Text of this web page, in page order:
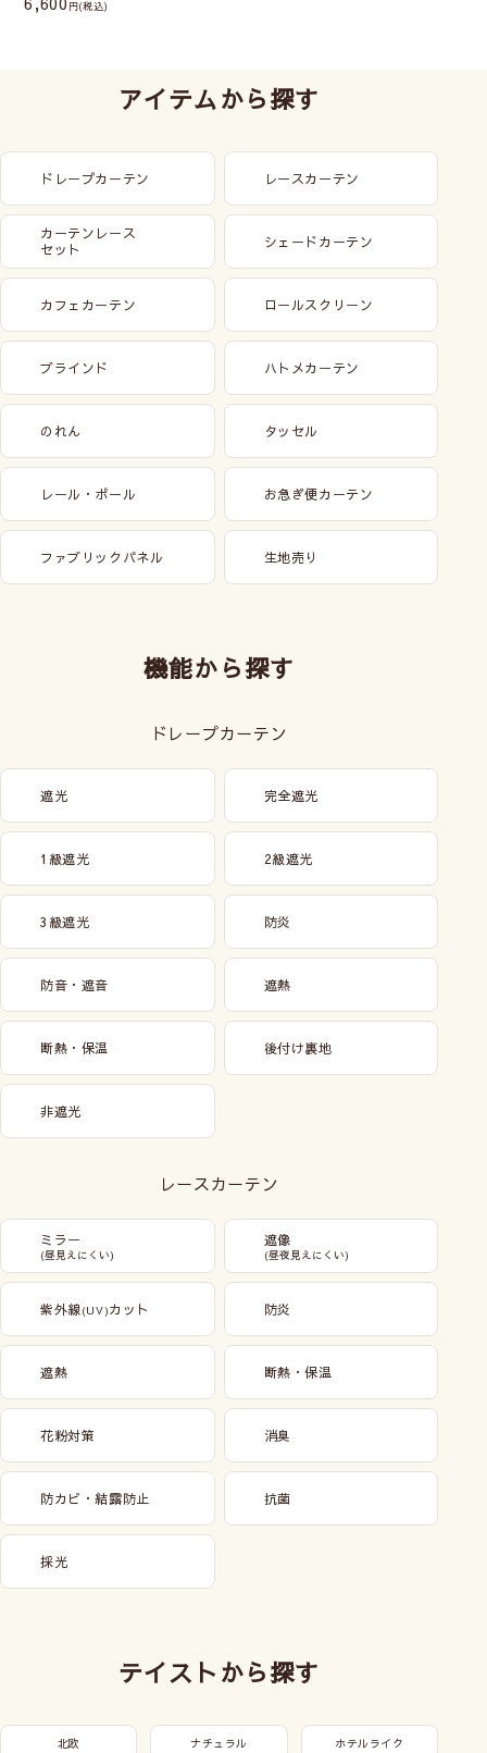
(税込)
アイテムから探す
ドレープカーテン レースカーテン
カーテンレース
セット
シェードカーテン
カフェカーテン ロールスクリーン
ブラインド ハトメカーテン
のれん タッセル
レール・ポール お急ぎ便カーテン
ファブリックパネル 生地売り
機能から探す
ドレープカーテン
遮光 完全遮光
1級遮光 2級遮光
3級遮光 防炎
防音・遮音 遮熱
断熱・保温 後付け裏地
非遮光
レースカーテン
ミラー
(昼見えにくい)
遮像
(昼夜見えにくい)
紫外線(UV)カット 防炎
遮熱 断熱・保温
花粉対策 消臭
防カビ・結露防止 抗菌
採光
テイストから探す
北欧 ナチュラル ホテルライク